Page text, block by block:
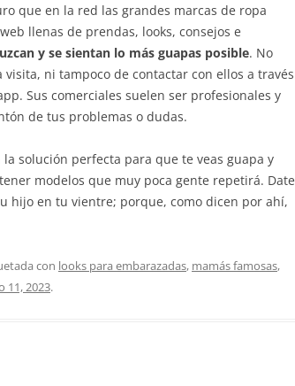
que en la red las grandes marcas de ropa
llenas de prendas, looks, consejos e
y se sientan lo más guapas posible. No
ni tampoco de contactar con ellos a través
Sus comerciales suelen ser profesionales y
de tus problemas o dudas.
solución perfecta para que te veas guapa y
modelos que muy poca gente repetirá. Date
hijo en tu vientre; porque, como dicen por ahí,
con looks para embarazadas, mamás famosas,
11, 2023.